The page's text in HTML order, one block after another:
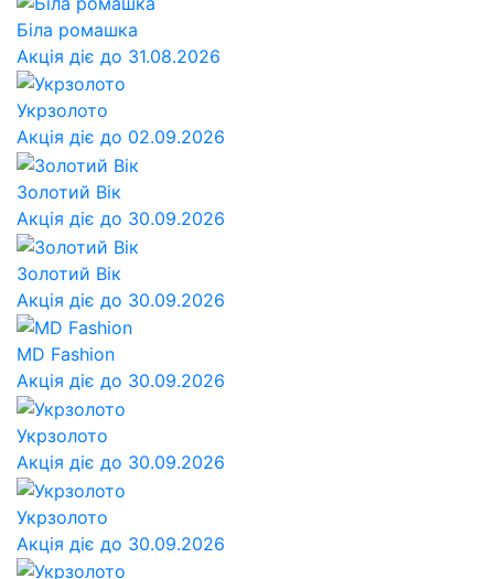
Біла ромашка
Акція діє до 31.08.2026
Укрзолото
Акція діє до 02.09.2026
Золотий Вік
Акція діє до 30.09.2026
Золотий Вік
Акція діє до 30.09.2026
MD Fashion
Акція діє до 30.09.2026
Укрзолото
Акція діє до 30.09.2026
Укрзолото
Акція діє до 30.09.2026